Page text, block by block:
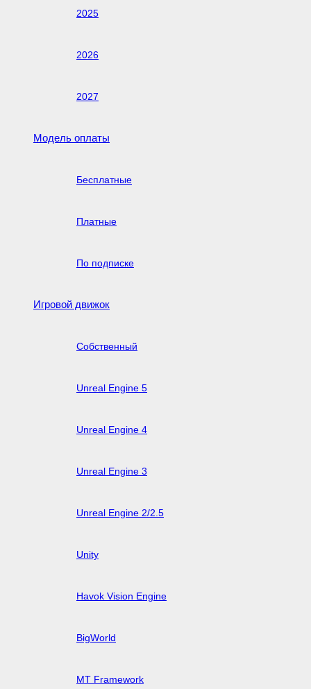
2025
2026
2027
Модель оплаты
Бесплатные
Платные
По подписке
Игровой движок
Собственный
Unreal Engine 5
Unreal Engine 4
Unreal Engine 3
Unreal Engine 2/2.5
Unity
Havok Vision Engine
BigWorld
MT Framework